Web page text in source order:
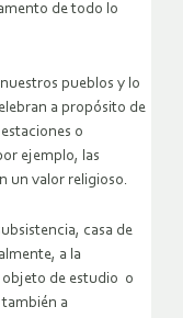
de todo lo
pueblos y lo
a propósito de
o
ejemplo, las
un valor religioso.
casa de
a la
objeto de estudio o
a